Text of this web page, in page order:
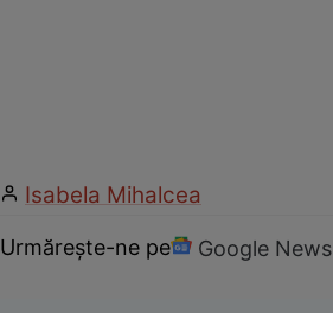
Isabela Mihalcea
Urmărește-ne pe Google News